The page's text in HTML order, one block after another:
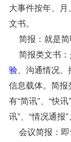
大事件按年、
文书。
简报：就是简
简报类文书：
验、沟通情况
信息载体。简
有“简讯”、“快
讯”、“情况通报”
会议简报：即